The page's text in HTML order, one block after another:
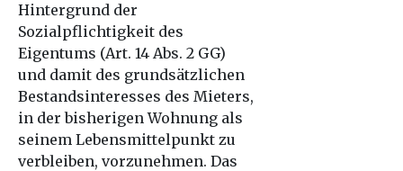
Hintergrund der
Sozialpflichtigkeit des
Eigentums (Art. 14 Abs. 2 GG)
und damit des grundsätzlichen
Bestandsinteresses des Mieters,
in der bisherigen Wohnung als
seinem Lebensmittelpunkt zu
verbleiben, vorzunehmen. Das